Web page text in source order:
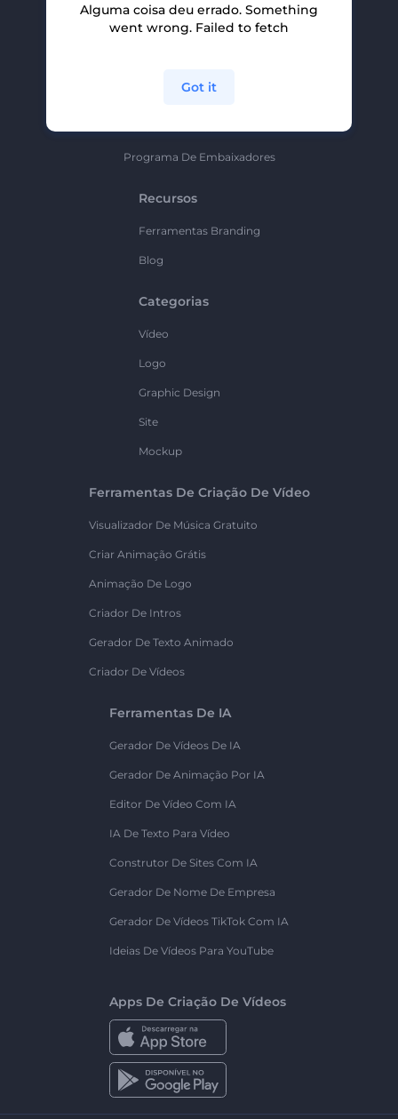
Programa De Afiliados
Programa De Embaixadores
Recursos
Ferramentas Branding
Blog
Categorias
Vídeo
Logo
Graphic Design
Site
Mockup
Ferramentas De Criação De Vídeo
Visualizador De Música Gratuito
Criar Animação Grátis
Animação De Logo
Criador De Intros
Gerador De Texto Animado
Criador De Vídeos
Ferramentas De IA
Gerador De Vídeos De IA
Gerador De Animação Por IA
Editor De Vídeo Com IA
IA De Texto Para Vídeo
Construtor De Sites Com IA
Gerador De Nome De Empresa
Gerador De Vídeos TikTok Com IA
Ideias De Vídeos Para YouTube
Apps De Criação De Vídeos
Alguma coisa deu errado. Something
went wrong. Failed to fetch
Got it